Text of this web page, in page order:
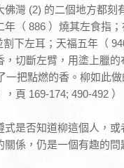
灣 (2) 的二個地方都刻
（ 886 ）燒其左食指
下左耳；天福五年（
切斷左臂，用塗上臘
一把點燃的香。柳如此
頁 169-174; 490-492 ）
式是否知道柳這個人，
關係，仍是一個有趣的